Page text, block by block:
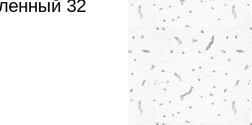
32